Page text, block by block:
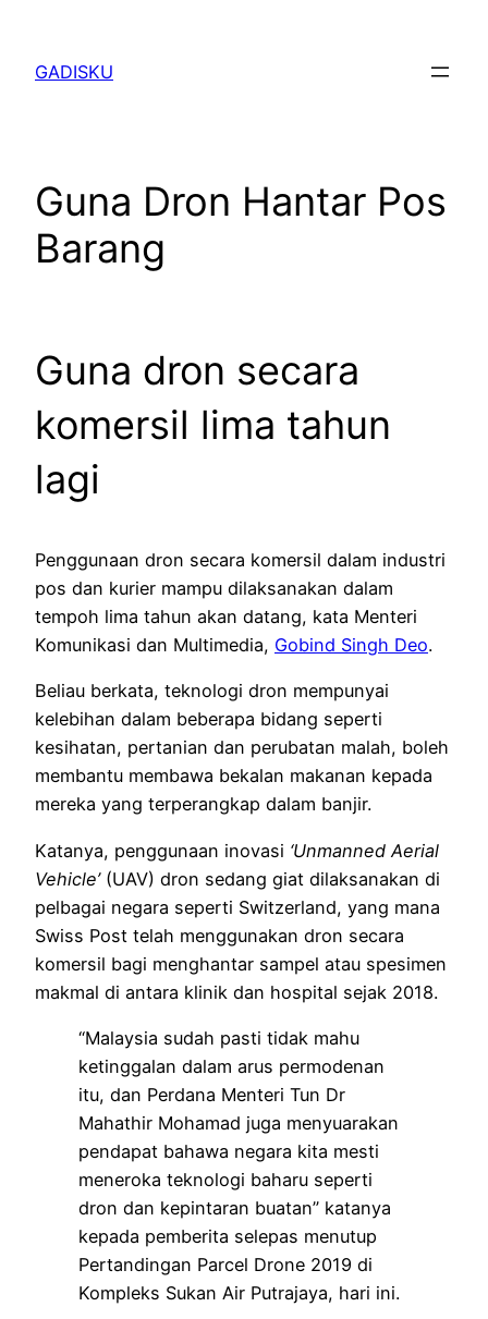
content
GADISKU
Guna Dron Hantar Pos
Barang
Guna dron secara
komersil lima tahun
lagi
Penggunaan dron secara komersil dalam industri
pos dan kurier mampu dilaksanakan dalam
tempoh lima tahun akan datang, kata Menteri
Komunikasi dan Multimedia, Gobind Singh Deo.
Beliau berkata, teknologi dron mempunyai
kelebihan dalam beberapa bidang seperti
kesihatan, pertanian dan perubatan malah, boleh
membantu membawa bekalan makanan kepada
mereka yang terperangkap dalam banjir.
Katanya, penggunaan inovasi ‘Unmanned Aerial
Vehicle’(UAV) dron sedang giat dilaksanakan di
pelbagai negara seperti Switzerland, yang mana
Swiss Post telah menggunakan dron secara
komersil bagi menghantar sampel atau spesimen
makmal di antara klinik dan hospital sejak 2018.
“Malaysia sudah pasti tidak mahu
ketinggalan dalam arus permodenan
itu, dan Perdana Menteri Tun Dr
Mahathir Mohamad juga menyuarakan
pendapat bahawa negara kita mesti
meneroka teknologi baharu seperti
dron dan kepintaran buatan” katanya
kepada pemberita selepas menutup
Pertandingan Parcel Drone 2019 di
Kompleks Sukan Air Putrajaya, hari ini.